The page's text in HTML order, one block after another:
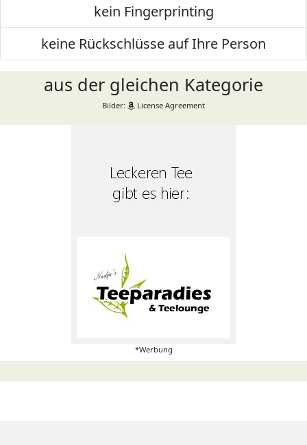
kein Fingerprinting
keine Rückschlüsse auf Ihre Person
aus der gleichen Kategorie
Bilder: License Agreement
*Werbung